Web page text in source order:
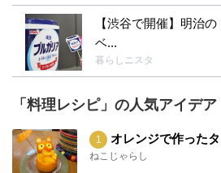
【渋谷で開催】明治
ベ...
暮らしニスタ
「料理レシピ」の人気アイデア
オレンジで作った
ねこじゃらし